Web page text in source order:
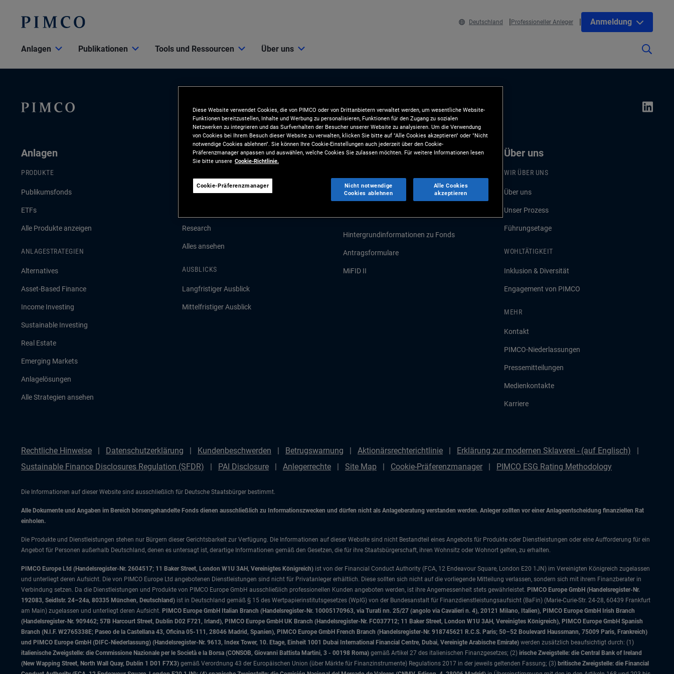
Deutschland Professioneller Anleger Anmeldung
Anlagen Publikationen Tools und Ressourcen Über uns
Anlagen
PRODUKTE
Publikumsfonds
ETFs
Alle Produkte anzeigen
ANLAGESTRATEGIEN
Alternatives
Asset-Based Finance
Income Investing
Sustainable Investing
Real Estate
Emerging Markets
Anlagelösungen
Alle Strategien ansehen
Publikationen
Konjunktur- und Marktkommentare
Research
Alles ansehen
AUSBLICKS
Langfristiger Ausblick
Mittelfristiger Ausblick
Tools und Ressourcen
Analyse und Kundenlösungen
Hintergrundinformationen zu Fonds
Antragsformulare
MiFID II
Über uns
WIR ÜBER UNS
Über uns
Unser Prozess
Führungsetage
WOHLTÄTIGKEIT
Inklusion & Diversität
Engagement von PIMCO
MEHR
Kontakt
PIMCO-Niederlassungen
Pressemitteilungen
Medienkontakte
Karriere
Rechtliche Hinweise Datenschutzerklärung Kundenbeschwerden Betrugswarnung Aktionärsrechterichtlinie
Erklärung zur modernen Sklaverei - (auf Englisch)
Sustainable Finance Disclosures Regulation (SFDR)
PAI Disclosure Anlegerrechte Site Map Cookie-Präferenzmanager PIMCO ESG Rating Methodology
Die Informationen auf dieser Website sind ausschließlich für Deutsche Staatsbürger bestimmt.
Alle Dokumente und Angaben im Bereich börsengehandelte Fonds dienen ausschließlich zu Informationszwecken und dürfen nicht als Anlageberatung verstanden werden. Anleger sollten vor einer Anlageentscheidung finanziellen Rat
einholen.
Die Produkte und Dienstleistungen stehen nur Bürgern dieser Gerichtsbarkeit zur Verfügung. Die Informationen auf dieser Website sind nicht Bestandteil eines Angebots für Produkte oder Dienstleistungen oder eine Aufforderung für ein
Angebot für Personen außerhalb Deutschland, denen es untersagt ist, derartige Informationen gemäß den Gesetzen, die für ihre Staatsbürgerschaft, ihren Wohnsitz oder Wohnort gelten, zu erhalten.
PIMCO Europe Ltd (Handelsregister-Nr. 2604517; 11 Baker Street, London W1U 3AH, Vereinigtes Königreich) ist von der Financial Conduct Authority (FCA, 12 Endeavour Square, London E20 1JN) im Vereinigten Königreich zugelassen
und unterliegt deren Aufsicht. Die von PIMCO Europe Ltd angebotenen Dienstleistungen sind nicht für Privatanleger erhältlich. Diese sollten sich nicht auf die vorliegende Mitteilung verlassen, sondern sich mit ihrem Finanzberater in
Verbindung setzen. Da die Dienstleistungen und Produkte von PIMCO Europe GmbH ausschließlich professionellen Kunden angeboten werden, ist ihre Angemessenheit stets gewährleistet. PIMCO Europe GmbH (Handelsregister-Nr.
192083, Seidlstr. 24–24a, 80335 München, Deutschland) ist in Deutschland gemäß § 15 des Wertpapierinstitutsgesetzes (WpIG) von der Bundesanstalt für Finanzdienstleistungsaufsicht (BaFin) (Marie-Curie-Str. 24-28, 60439 Frankfurt
am Main) zugelassen und unterliegt deren Aufsicht. PIMCO Europe GmbH Italian Branch (Handelsregister-Nr. 10005170963, via Turati nn. 25/27 (angolo via Cavalieri n. 4), 20121 Milano, Italien), PIMCO Europe GmbH Irish Branch
(Handelsregister-Nr. 909462; 57B Harcourt Street, Dublin D02 F721, Irland), PIMCO Europe GmbH UK Branch (Handelsregister-Nr. FC037712; 11 Baker Street, London W1U 3AH, Vereinigtes Königreich), PIMCO Europe GmbH Spanish
Branch (N.I.F. W2765338E; Paseo de la Castellana 43, Oficina 05-111, 28046 Madrid, Spanien), PIMCO Europe GmbH French Branch (Handelsregister-Nr. 918745621 R.C.S. Paris; 50–52 Boulevard Haussmann, 75009 Paris, Frankreich)
und PIMCO Europe GmbH (DIFC-Niederlassung) (Handelsregister-Nr. 9613, Index Tower, 10. Etage, Einheit 1001 Dubai International Financial Centre, Dubai, Vereinigte Arabische Emirate) werden zusätzlich beaufsichtigt durch: (1)
italienische Zweigstelle: die Commissione Nazionale per le Società e la Borsa (CONSOB, Giovanni Battista Martini, 3 - 00198 Roma) gemäß Artikel 27 des italienischen Finanzgesetzes; (2) irische Zweigstelle: die Central Bank of Ireland
(New Wapping Street, North Wall Quay, Dublin 1 D01 F7X3) gemäß Verordnung 43 der Europäischen Union (über Märkte für Finanzinstrumente) Regulations 2017 in der jeweils geltenden Fassung; (3) britische Zweigstelle: die Financial
Diese Website verwendet Cookies, die von PIMCO oder von Drittanbietern verwaltet werden, um wesentliche Website-
Funktionen bereitzustellen, Inhalte und Werbung zu personalisieren, Funktionen für den Zugang zu sozialen
Netzwerken zu integrieren und das Surfverhalten der Besucher unserer Website zu analysieren. Um die Verwendung
von Cookies bei Ihrem Besuch dieser Website zu verwalten, klicken Sie bitte auf "Alle Cookies akzeptieren" oder "Nicht
notwendige Cookies ablehnen". Sie können Ihre Cookie-Einstellungen auch jederzeit über den Cookie-
Präferenzmanager anpassen und auswählen, welche Cookies Sie zulassen möchten. Für weitere Informationen lesen
Sie bitte unsere Cookie-Richtlinie.
Cookie-Präferenzmanager
Nicht notwendige
Cookies ablehnen
Alle Cookies
akzeptieren